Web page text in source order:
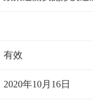
有效
2020年10月16日